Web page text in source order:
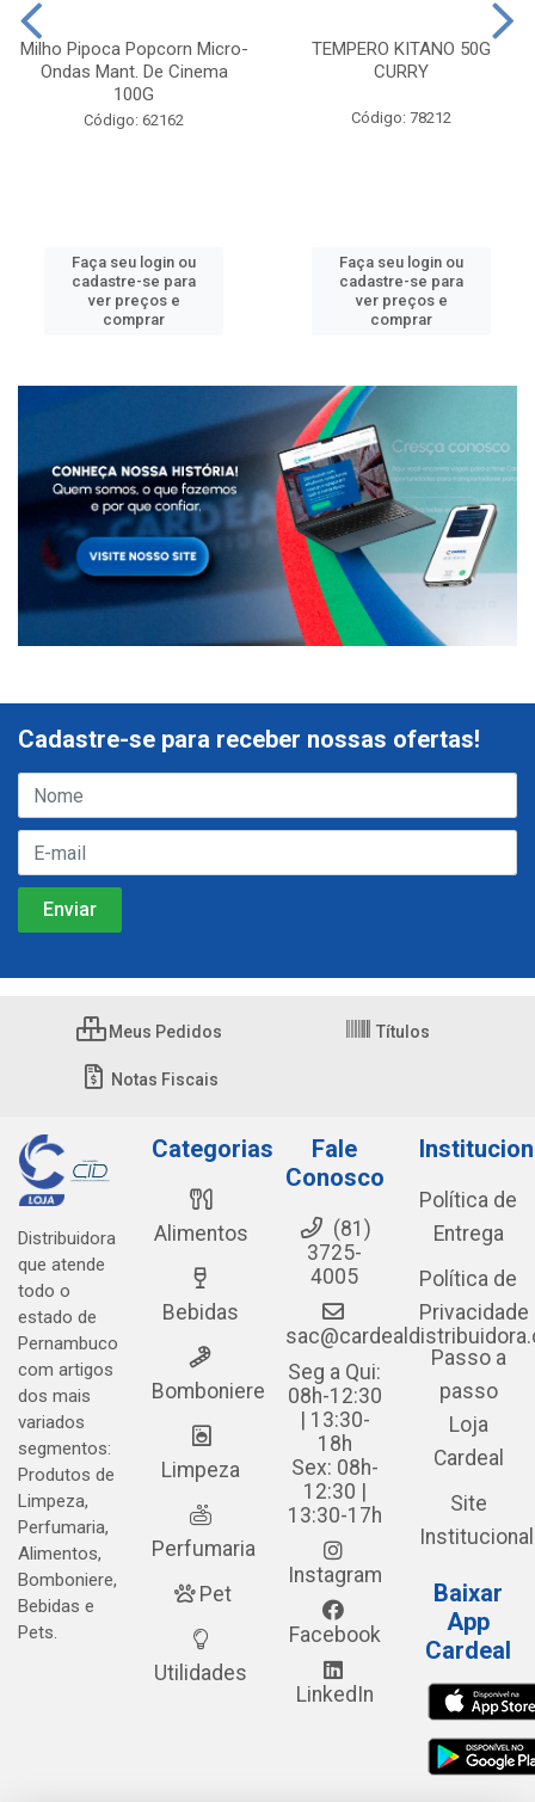
Milho Pipoca Popcorn Micro-
Ondas Mant. De Cinema
100G
Código: 62162
Faça seu login ou
cadastre-se para
ver preços e
comprar
TEMPERO KITANO 50G
CURRY
Código: 78212
Faça seu login ou
cadastre-se para
ver preços e
comprar
Cadastre-se para receber nossas ofertas!
Meus Pedidos Títulos
Notas Fiscais
Distribuidora
que atende
todo o
estado de
Pernambuco
com artigos
dos mais
variados
segmentos:
Produtos de
Limpeza,
Perfumaria,
Alimentos,
Bomboniere,
Bebidas e
Pets.
Categorias
Alimentos
Bebidas
Bomboniere
Limpeza
Perfumaria
Pet
Utilidades
Fale
Conosco
(81)
3725-
4005
Seg a Qui:
08h-12:30
| 13:30-
18h
Sex: 08h-
12:30 |
13:30-17h
Instagram
Facebook
LinkedIn
Política de
Entrega
Política de
Privacidade
Passo a
passo
Loja
Cardeal
Site
Institucional
Baixar
App
Cardeal